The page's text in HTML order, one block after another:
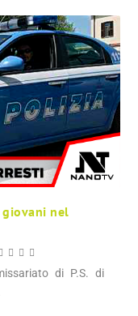
giovani nel
di P.S. di